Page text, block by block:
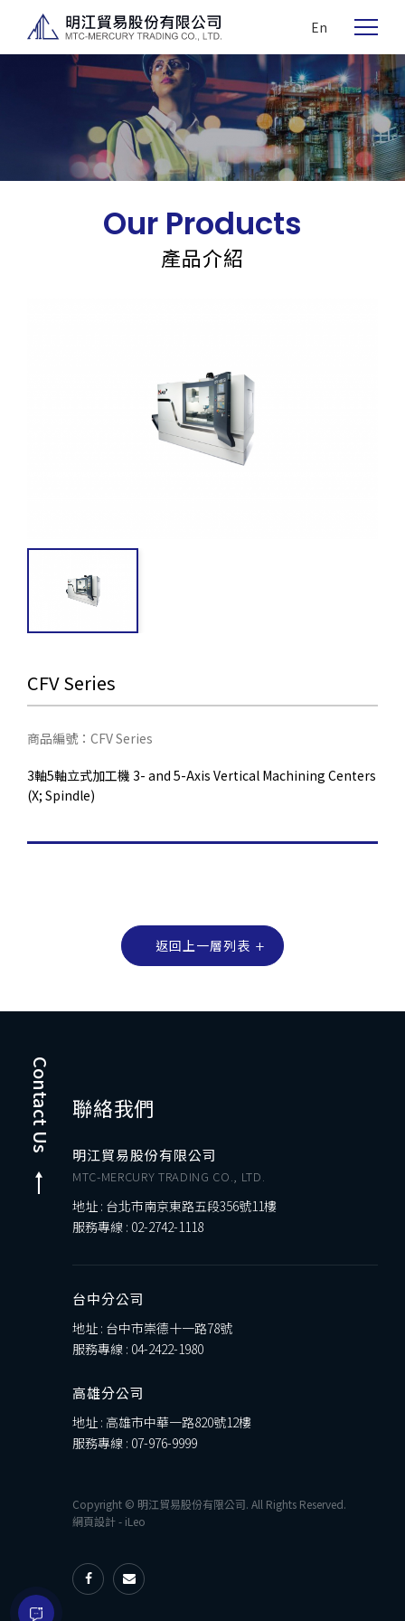
En
Our Products
產品介紹
CFV Series
商品編號：CFV Series
3軸5軸立式加工機 3- and 5-Axis Vertical Machining Centers
(X; Spindle)
返回上一層列表
Contact Us 聯絡我們
明江貿易股份有限公司
MTC-MERCURY TRADING CO., LTD.
地址 : 台北市南京東路五段356號11樓
服務專線 : 02-2742-1118
台中分公司
地址 : 台中市崇德十一路78號
服務專線 : 04-2422-1980
高雄分公司
地址 : 高雄市中華一路820號12樓
服務專線 : 07-976-9999
Copyright © 明江貿易股份有限公司. All Rights Reserved.
網頁設計- iLeo